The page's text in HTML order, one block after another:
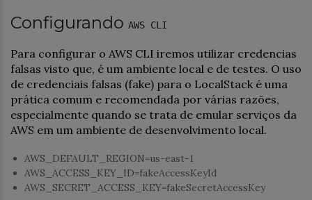
Configurando AWS CLI
Para configurar o AWS CLI iremos utilizar credencias
falsas visto que, é um ambiente local e de testes. O uso
de credenciais falsas (fake) para o LocalStack é uma
prática comum e recomendada por várias razões,
especialmente quando se trata de emular serviços da
AWS em um ambiente de desenvolvimento local.
AWS_DEFAULT_REGION=us-east-1
AWS_ACCESS_KEY_ID=fakeAccessKeyId
AWS_SECRET_ACCESS_KEY=fakeSecretAccessKey